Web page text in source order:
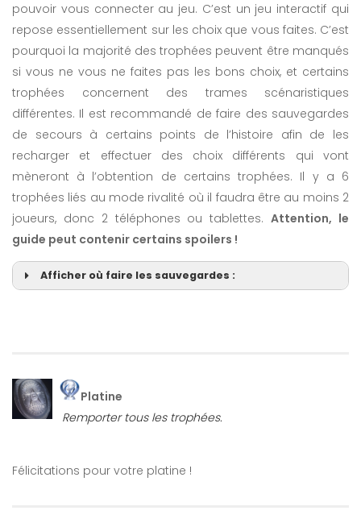
pouvoir vous connecter au jeu. C’est un jeu interactif qui
repose essentiellement sur les choix que vous faites. C’est
pourquoi la majorité des trophées peuvent être manqués
si vous ne vous ne faites pas les bons choix, et certains
trophées concernent des trames scénaristiques
différentes. Il est recommandé de faire des sauvegardes
de secours à certains points de l’histoire afin de les
recharger et effectuer des choix différents qui vont
mèneront à l’obtention de certains trophées. Il y a 6
trophées liés au mode rivalité où il faudra être au moins 2
joueurs, donc 2 téléphones ou tablettes.Attention, le
guide peut contenir certains spoilers !
Afficher où faire les sauvegardes :
Pacifiste
Gros mots
Platine
Remporter tous les trophées.
Félicitations pour votre platine !